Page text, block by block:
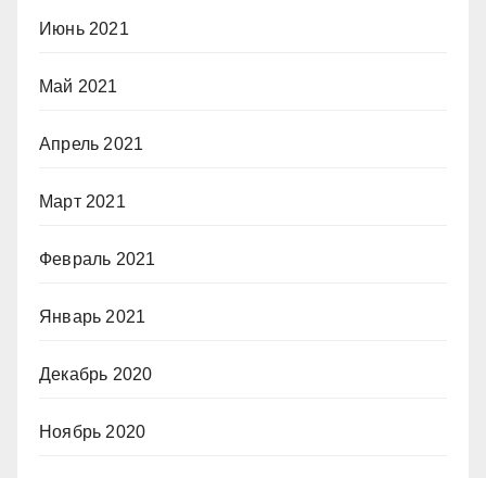
Июнь 2021
Май 2021
Апрель 2021
Март 2021
Февраль 2021
Январь 2021
Декабрь 2020
Ноябрь 2020